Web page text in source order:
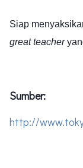
Siap
great teacher
Sumber:
http://